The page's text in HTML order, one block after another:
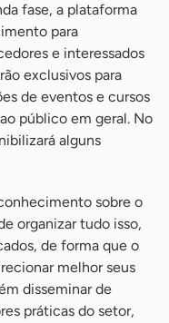
fase, a plataforma
para
e interessados
exclusivos para
de eventos e cursos
público em geral. No
alguns
sobre o
organizar tudo isso,
de forma que o
melhor seus
disseminar de
práticas do setor,